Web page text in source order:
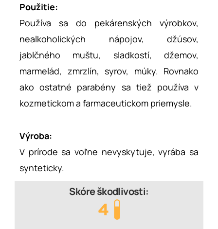
Použitie:
Používa sa do pekárenských výrobkov,
nealkoholických nápojov, džúsov,
jablčného muštu, sladkostí, džemov,
marmelád, zmrzlín, syrov, múky. Rovnako
ako ostatné parabény sa tiež používa v
kozmetickom a farmaceutickom priemysle.
Výroba:
V prírode sa voľne nevyskytuje, vyrába sa
synteticky.
Skóre škodlivosti: